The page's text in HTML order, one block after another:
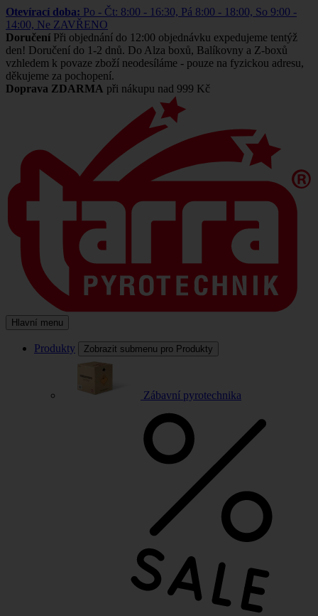
Otevírací doba: Po - Čt: 8:00 - 16:30, Pá 8:00 - 18:00, So 9:00 -
14:00, Ne ZAVŘENO
Doručení Při objednání do 12:00 objednávku expedujeme tentýž
den! Doručení do 1-2 dnů. Do Alza boxů, Balíkovny a Z-boxů
vzhledem k povaze zboží neodesíláme - pouze na fyzickou adresu,
děkujeme za pochopení.
Doprava ZDARMA při nákupu nad 999 Kč
Hlavní menu
Produkty Zobrazit submenu pro Produkty
Zábavní pyrotechnika